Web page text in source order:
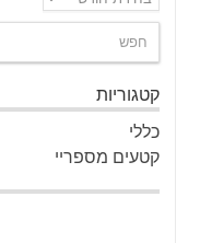
קטגוריות
כללי
קטעים מספריי